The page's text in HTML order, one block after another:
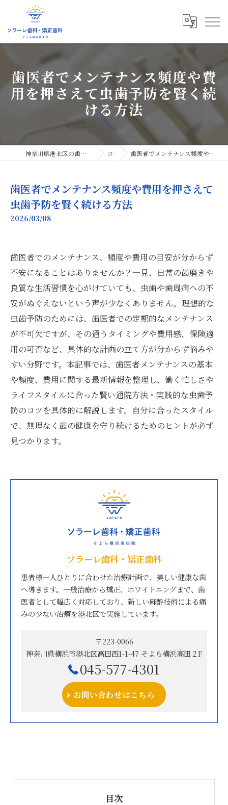
歯医者でメンテナンス頻度や費
用を押さえて虫歯予防を賢く続
ける方法
神奈川県港北区の歯医者ならソラーレ歯科・矯正歯科 コラム 歯医者でメンテナンス頻度や費用を押さえて虫歯予防を賢く続ける方法
歯医者でメンテナンス頻度や費用を押さえて
虫歯予防を賢く続ける方法
2026/03/08
歯医者でのメンテナンス、頻度や費用の目安が分からず
不安になることはありませんか？一見、日常の歯磨きや
良質な生活習慣を心がけていても、虫歯や歯周病への不
安がぬぐえないという声が少なくありません。理想的な
虫歯予防のためには、歯医者での定期的なメンテナンス
が不可欠ですが、その通うタイミングや費用感、保険適
用の可否など、具体的な計画の立て方が分からず悩みや
すい分野です。本記事では、歯医者メンテナンスの基本
や頻度、費用に関する最新情報を整理し、働く忙しさや
ライフスタイルに合った賢い通院方法・実践的な虫歯予
防のコツを具体的に解説します。自分に合ったスタイル
で、無理なく歯の健康を守り続けるためのヒントが必ず
見つかります。
ソラーレ歯科・矯正歯科
患者様一人ひとりに合わせた治療計画で、美しい健康な歯
へ導きます。一般治療から矯正、ホワイトニングまで、歯
医者として幅広く対応しており、新しい麻酔技術による痛
みの少ない治療を港北区で実施しています。
〒223-0066
神奈川県横浜市港北区高田西1-1-47 そよら横浜高田２F
045-577-4301
お問い合わせはこちら
目次